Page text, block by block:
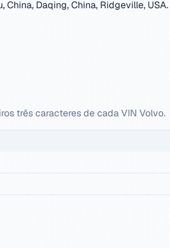
China, Daqing, China, Ridgeville, USA.
três caracteres de cada VIN Volvo.